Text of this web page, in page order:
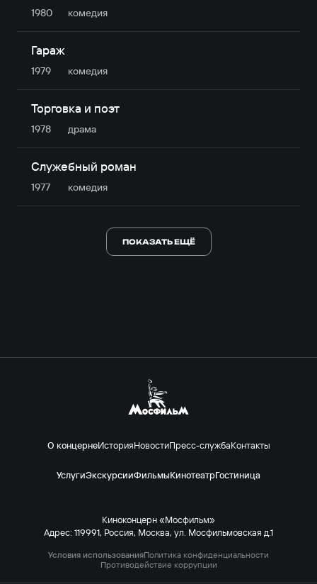
1980 комедия
Гараж
1979 комедия
Торговка и поэт
1978 драма
Служебный роман
1977 комедия
ПОКАЗАТЬ ЕЩЁ
О концернеИсторияНовостиПресс-службаКонтакты
УслугиЭкскурсииФильмыКинотеатрГостиница
Киноконцерн «Мосфильм»
Адрес: 119991, Россия, Москва, ул. Мосфильмовская д.1
Условия использованияПолитика конфиденциальности
Противодействие коррупции